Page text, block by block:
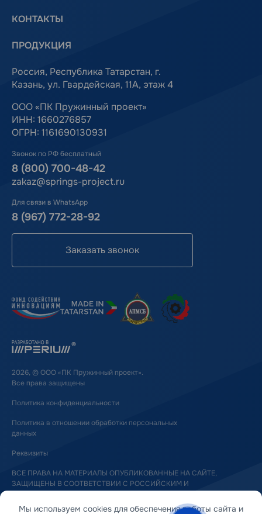
КОНТАКТЫ
ПРОДУКЦИЯ
Россия, Республика Татарстан, г.
Казань, ул. Гвардейская, 11А, этаж 4
ООО «ПК Пружинный проект»
ИНН: 1660276857
ОГРН: 1161690130931
Звонок по РФ бесплатный
8 (800) 700-48-42
zakaz@springs-project.ru
Для связи в WhatsApp
8 (967) 772-28-92
Заказать звонок
2026, © ООО «ПК Пружинный проект».
Все права защищены
Политика конфиденциальности
Политика в отношении обработки персональных
данных
Реквизиты
ВСЕ ПРАВА НА МАТЕРИАЛЫ ОПУБЛИКОВАННЫЕ НА САЙТЕ,
ЗАЩИЩЕНЫ В СООТВЕТСТВИИ С РОССИЙСКИМ И
И СМЕЖНЫХ ПРАВАХ
Мы используем cookies для обеспечения работы сайта и